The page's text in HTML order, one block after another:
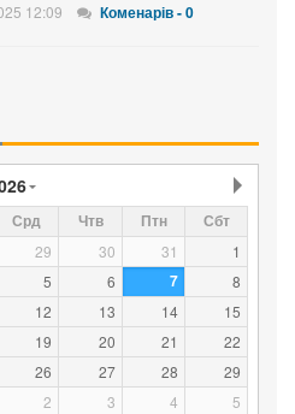
12:09 Коменарів - 0
Срд Чтв Птн Сбт
29 30 31
1
5 6 7
8
12 13 14
15
19 20 21
22
26 27 28
29
2 3 4 5